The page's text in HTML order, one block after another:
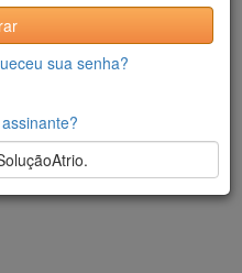
sua senha?